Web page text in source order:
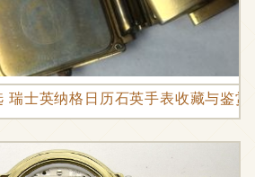
士英纳格日历石英手表收藏与鉴赏